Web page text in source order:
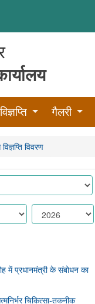
गैलरी
विवरण
में प्रधानमंत्री के संबोधन का
चिकित्सा-तकनीक